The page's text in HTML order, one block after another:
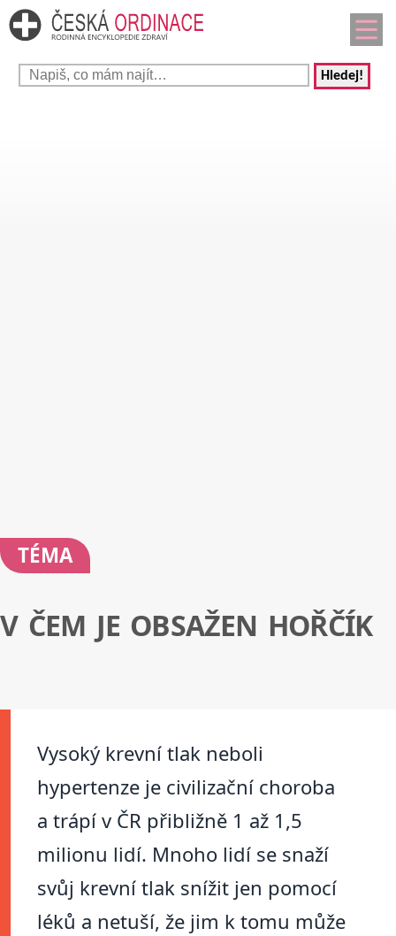
Hledej!
TÉMA
V ČEM JE OBSAŽEN HOŘČÍK
Vysoký krevní tlak neboli
hypertenze je civilizační choroba
a trápí v ČR přibližně 1 až 1,5
milionu lidí. Mnoho lidí se snaží
svůj krevní tlak snížit jen pomocí
léků a netuší, že jim k tomu může